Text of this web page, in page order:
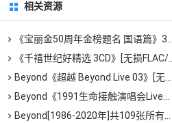
相关资源
《宝丽金50周年金榜题名 国语篇》3CD[无损WAV/MP3/5.86GB]百度云网盘下载
《千禧世纪好精选 3CD》[无损FLAC/MP3/1.99GB]百度云网盘下载
Beyond《超越 Beyond Live 03》[无损WAV/MP3/1.45GB]百度云网盘下载
Beyond《1991生命接触演唱会Live》无水印高清[1080P修复版/MP4/16.34GB]
Beyond[1986-2020年]共109张所有专辑歌曲大全[高品质MP3/320K/15.56GB]百度云网盘下载